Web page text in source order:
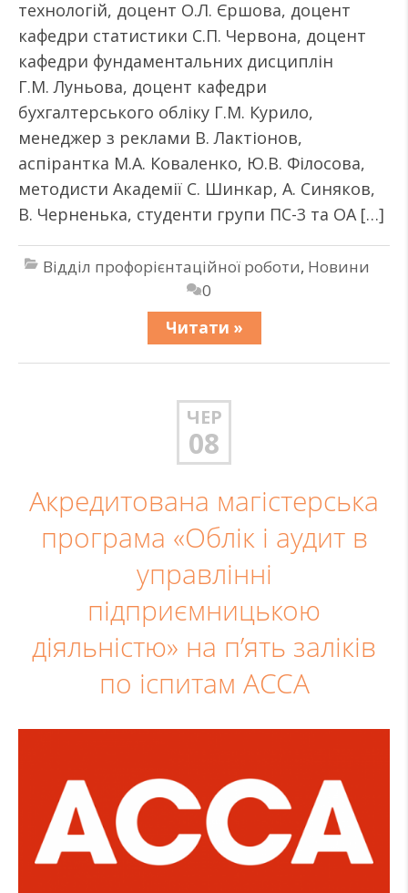
технологій, доцент О.Л. Єршова, доцент
кафедри статистики С.П. Червона, доцент
кафедри фундаментальних дисциплін
Г.М. Луньова, доцент кафедри
бухгалтерського обліку Г.М. Курило,
менеджер з реклами В. Лактіонов,
аспірантка М.А. Коваленко, Ю.В. Філосова,
методисти Академії С. Шинкар, А. Синяков,
В. Черненька, студенти групи ПС-3 та ОА […]
Відділ профорієнтаційної роботи, Новини
0
Читати »
ЧЕР
08
Акредитована магістерська
програма «Облік і аудит в
управлінні
підприємницькою
діяльністю» на п’ять заліків
по іспитам АССА